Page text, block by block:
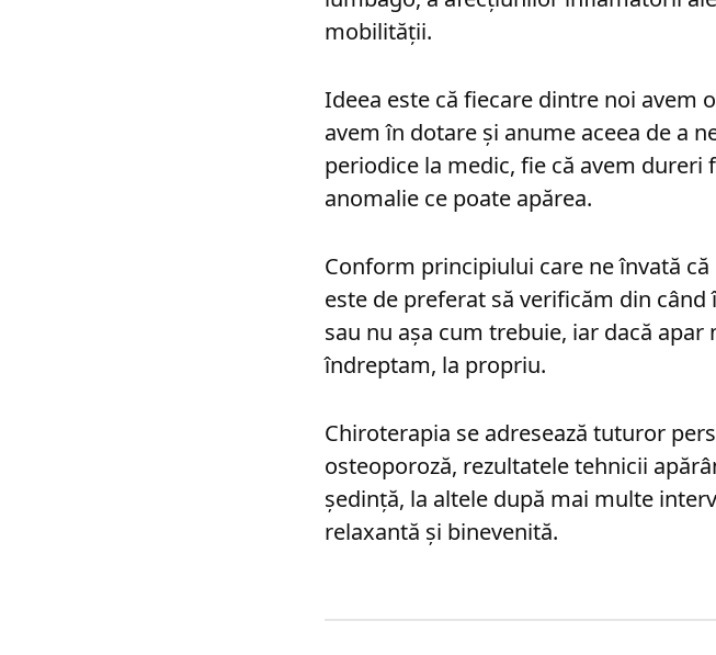
mobilității.
Ideea este că fiecare dintre noi avem
avem în dotare și anume aceea de a
periodice la medic, fie că avem
anomalie ce poate apărea.
Conform principiului care ne învată
este de preferat să verificăm din
sau nu așa cum trebuie, iar dacă
îndreptam, la propriu.
Chiroterapia se adresează tuturor
osteoporoză, rezultatele tehnicii
ședință, la altele după mai multe
relaxantă şi binevenită.